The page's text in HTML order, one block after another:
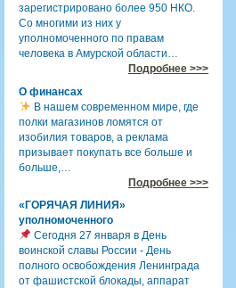
зарегистрировано более 950 НКО.
Со многими из них у
уполномоченного по правам
человека в Амурской области…
Подробнее >>>
О финансах
В нашем современном мире, где
полки магазинов ломятся от
изобилия товаров, а реклама
призывает покупать все больше и
больше,…
Подробнее >>>
«ГОРЯЧАЯ ЛИНИЯ»
уполномоченного
Сегодня 27 января в День
воинской славы России - День
полного освобождения Ленинграда
от фашистской блокады, аппарат